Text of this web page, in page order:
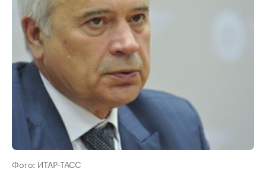
Фото: ИТАР-ТАСС